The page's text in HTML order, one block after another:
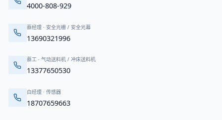
4000-808-929
蔡经理· 安全光栅 / 安全光幕
13690321996
蔡工· 气动送料机 / 冲床送料机
13377650530
白经理· 传感器
18707659663